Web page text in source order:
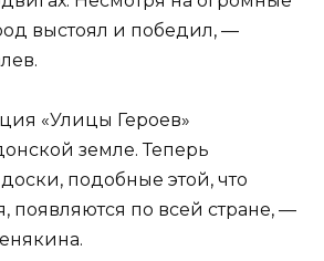
выстоял и победил, —
«Улицы Героев»
земле. Теперь
подобные этой, что
появляются по всей стране, —